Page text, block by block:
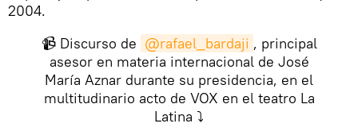
2004.
📹 Discurso de @rafael_bardaji , principal
asesor en materia internacional de José
María Aznar durante su presidencia, en el
multitudinario acto de VOX en el teatro La
Latina ⤵